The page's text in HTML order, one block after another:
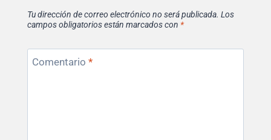
Tu dirección de correo electrónico no será publicada. Los
campos obligatorios están marcados con *
Comentario*